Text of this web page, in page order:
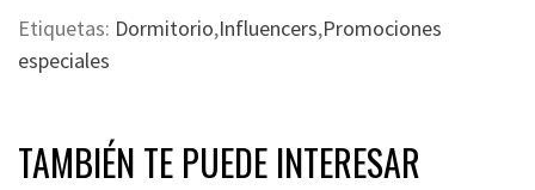
Etiquetas: Dormitorio,Influencers,Promociones
especiales
TAMBIÉN TE PUEDE INTERESAR